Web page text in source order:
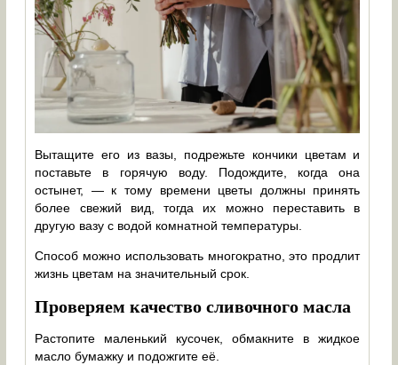
Вытащите его из вазы, подрежьте кончики цветам и
поставьте в горячую воду. Подождите, когда она
остынет, — к тому времени цветы должны принять
более свежий вид, тогда их можно переставить в
другую вазу с водой комнатной температуры.
Способ можно использовать многократно, это продлит
жизнь цветам на значительный срок.
Проверяем качество сливочного масла
Растопите маленький кусочек, обмакните в жидкое
масло бумажку и подожгите её.